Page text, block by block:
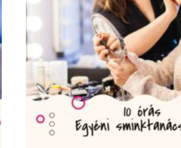
KOSÁRBA TESZEM